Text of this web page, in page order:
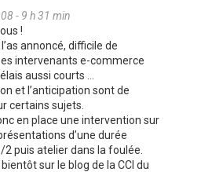
- 9 h 31 min
!
annoncé, difficile de
intervenants e-commerce
aussi courts …
et l’anticipation sont de
certains sujets.
en place une intervention sur
d’une durée
2 puis atelier dans la foulée.
bientôt sur le blog de la CCI du